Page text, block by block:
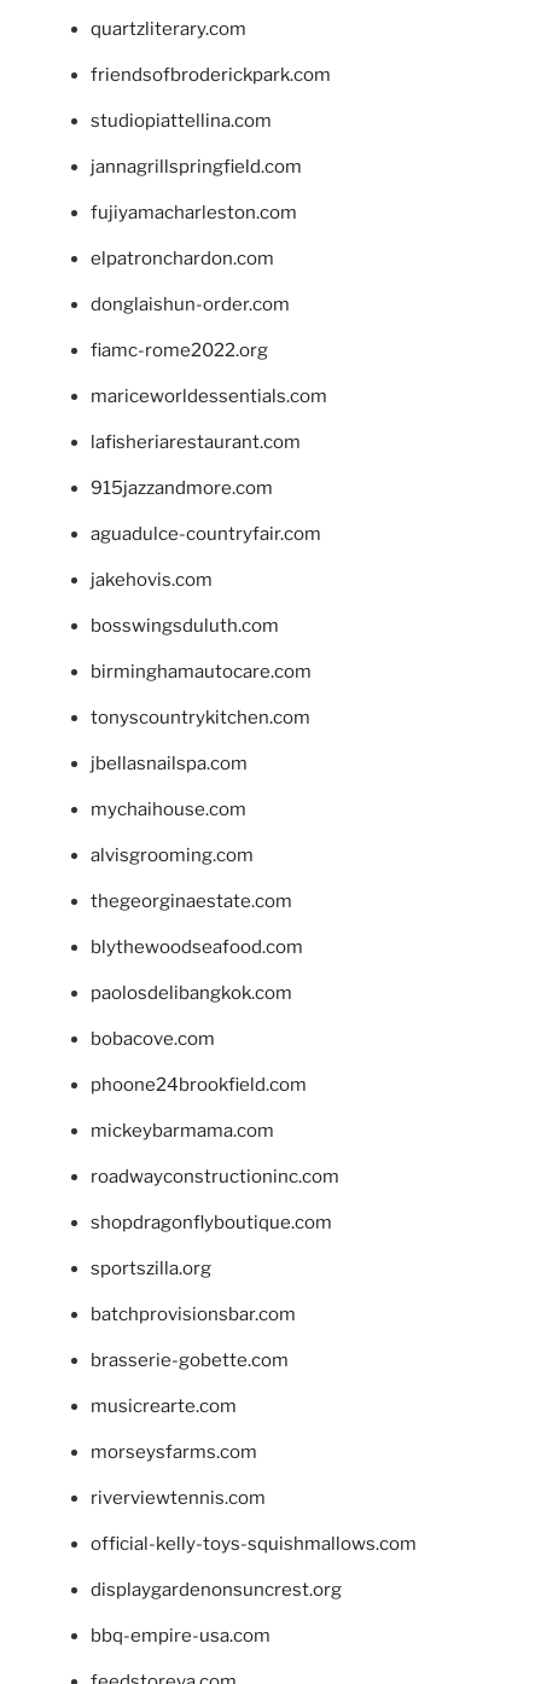
quartzliterary.com
friendsofbroderickpark.com
studiopiattellina.com
jannagrillspringfield.com
fujiyamacharleston.com
elpatronchardon.com
donglaishun-order.com
fiamc-rome2022.org
mariceworldessentials.com
lafisheriarestaurant.com
915jazzandmore.com
aguadulce-countryfair.com
jakehovis.com
bosswingsduluth.com
birminghamautocare.com
tonyscountrykitchen.com
jbellasnailspa.com
mychaihouse.com
alvisgrooming.com
thegeorginaestate.com
blythewoodseafood.com
paolosdelibangkok.com
bobacove.com
phoone24brookfield.com
mickeybarmama.com
roadwayconstructioninc.com
shopdragonflyboutique.com
sportszilla.org
batchprovisionsbar.com
brasserie-gobette.com
musicrearte.com
morseysfarms.com
riverviewtennis.com
official-kelly-toys-squishmallows.com
displaygardenonsuncrest.org
bbq-empire-usa.com